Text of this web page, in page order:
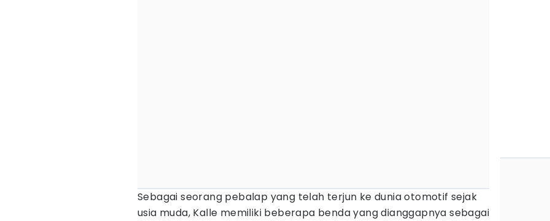
Sebagai seorang pebalap yang telah terjun ke dunia otomotif sejak
usia muda, Kalle memiliki beberapa benda yang dianggapnya sebagai